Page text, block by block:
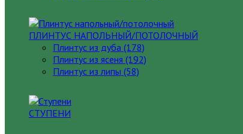
ПЛИНТУС НАПОЛЬНЫЙ/ПОТОЛОЧНЫЙ
Плинтус из дуба (178)
Плинтус из ясеня (192)
Плинтус из липы (58)
СТУПЕНИ